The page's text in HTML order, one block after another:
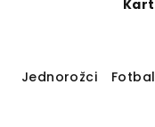
Jednorožci
Fotbal